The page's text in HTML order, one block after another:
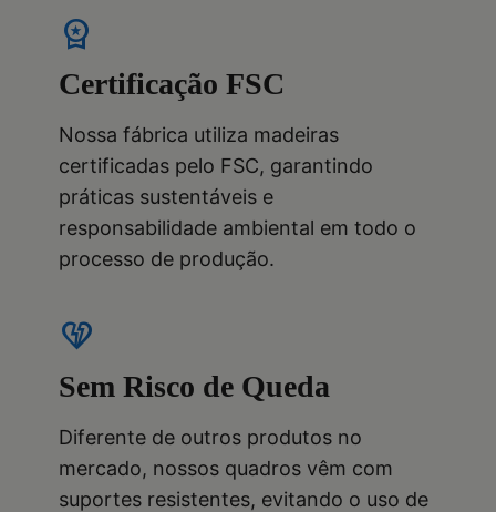
workspace_premium
Certificação FSC
Nossa fábrica utiliza madeiras
certificadas pelo FSC, garantindo
práticas sustentáveis e
responsabilidade ambiental em todo o
processo de produção.
heart_broken
Sem Risco de Queda
Diferente de outros produtos no
mercado, nossos quadros vêm com
suportes resistentes, evitando o uso de